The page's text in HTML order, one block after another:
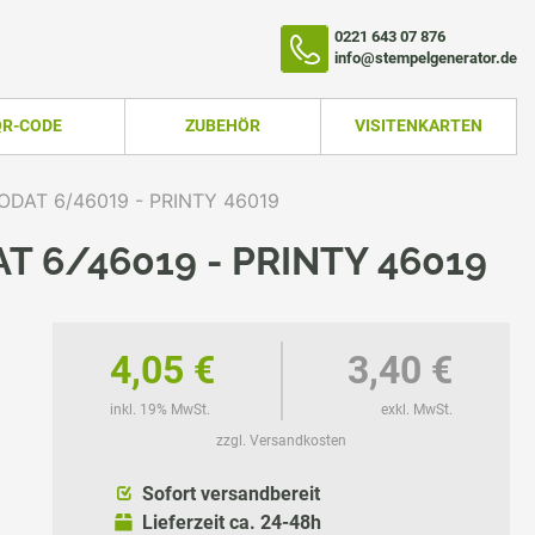
0221 643 07 876
info@stempelgenerator.de
CODE ZUBEHÖR VISITENKARTEN
6/46019 - PRINTY 46019
6/46019 - PRINTY 46019
4,05 €
inkl. 19% MwSt.
3,40 €
exkl. MwSt.
zzgl. Versandkosten
Sofort versandbereit
Lieferzeit ca. 24-48h